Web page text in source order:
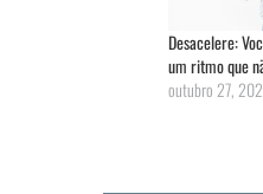
Desacelere:
um ritmo que
outubro 27,